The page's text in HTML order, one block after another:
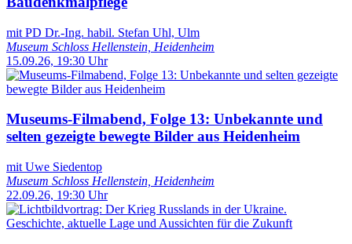
mit PD Dr.-Ing. habil. Stefan Uhl, Ulm
Museum Schloss Hellenstein, Heidenheim
15.09.26, 19:30 Uhr
Museums-Filmabend, Folge 13: Unbekannte und
selten gezeigte bewegte Bilder aus Heidenheim
mit Uwe Siedentop
Museum Schloss Hellenstein, Heidenheim
22.09.26, 19:30 Uhr